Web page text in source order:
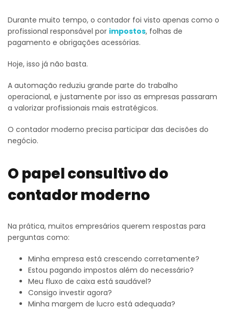
Durante muito tempo, o contador foi visto apenas como o
profissional responsável por impostos, folhas de
pagamento e obrigações acessórias.
Hoje, isso já não basta.
A automação reduziu grande parte do trabalho
operacional, e justamente por isso as empresas passaram
a valorizar profissionais mais estratégicos.
O contador moderno precisa participar das decisões do
negócio.
O papel consultivo do
contador moderno
Na prática, muitos empresários querem respostas para
perguntas como:
Minha empresa está crescendo corretamente?
Estou pagando impostos além do necessário?
Meu fluxo de caixa está saudável?
Consigo investir agora?
Minha margem de lucro está adequada?